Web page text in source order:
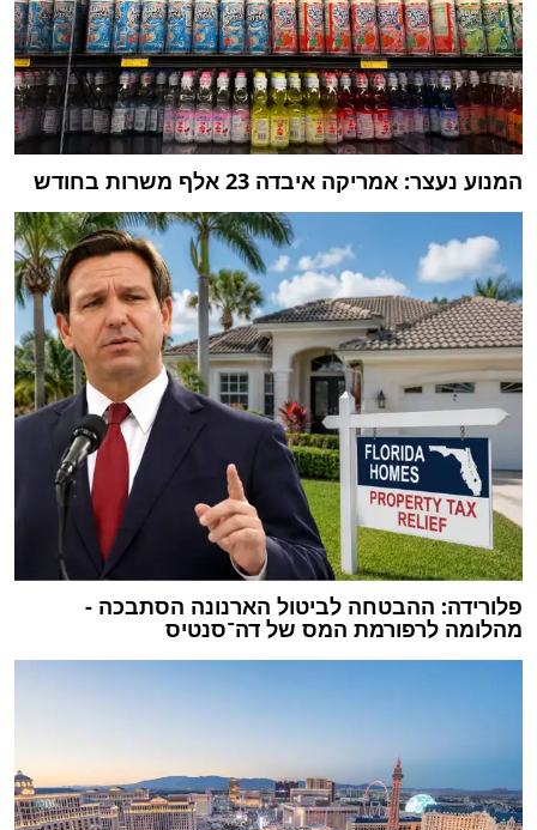
המנוע נעצר: אמריקה איבדה 23 אלף משרות בחודש
פלורידה: ההבטחה לביטול הארנונה הסתבכה -
מהלומה לרפורמת המס של דה־סנטיס